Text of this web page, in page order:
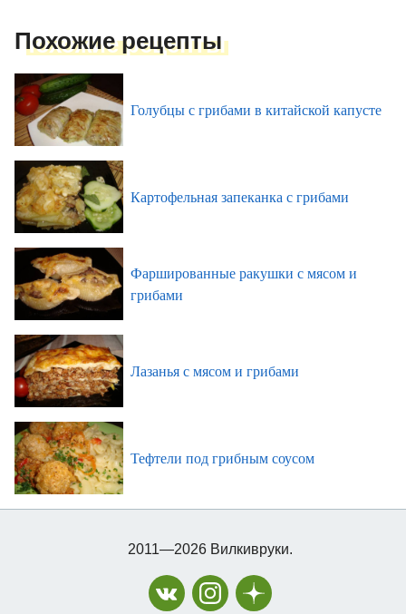
Похожие рецепты
Голубцы с грибами в китайской капусте
Картофельная запеканка с грибами
Фаршированные ракушки с мясом и
грибами
Лазанья с мясом и грибами
Тефтели под грибным соусом
2011—2026 Вилкивруки.